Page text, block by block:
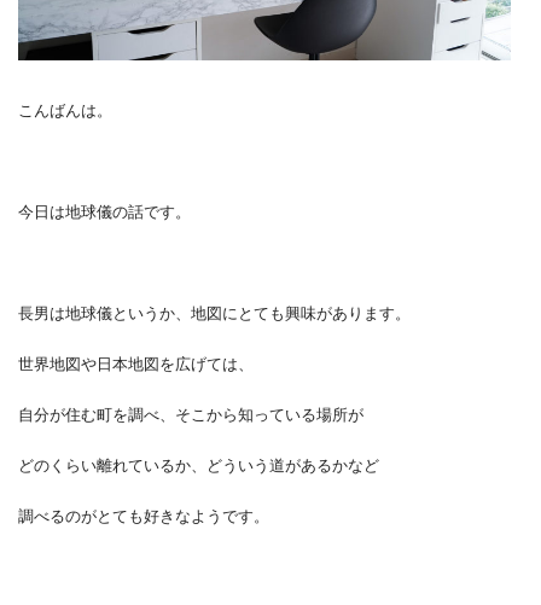
こんばんは。
今日は地球儀の話です。
長男は地球儀というか、地図にとても興味があります。
世界地図や日本地図を広げては、
自分が住む町を調べ、そこから知っている場所が
どのくらい離れているか、どういう道があるかなど
調べるのがとても好きなようです。